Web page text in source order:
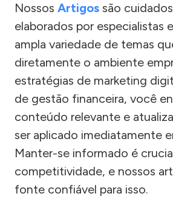
Nossos Artigos são
elaborados por especialistas
ampla variedade de temas
diretamente o ambiente
estratégias de marketing
de gestão financeira, você
conteúdo relevante e
ser aplicado imediatamente
Manter-se informado é
competitividade, e nossos
fonte confiável para isso.